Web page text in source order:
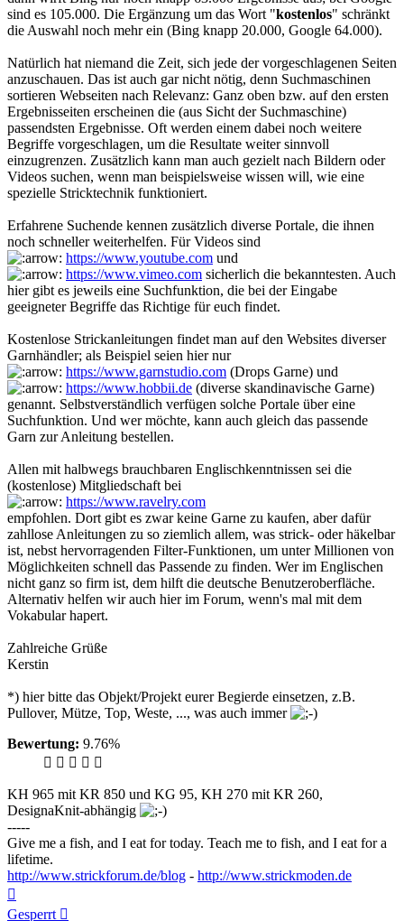
sind es 105.000. Die Ergänzung um das Wort "kostenlos" schränkt
die Auswahl noch mehr ein (Bing knapp 20.000, Google 64.000).
Natürlich hat niemand die Zeit, sich jede der vorgeschlagenen Seiten
anzuschauen. Das ist auch gar nicht nötig, denn Suchmaschinen
sortieren Webseiten nach Relevanz: Ganz oben bzw. auf den ersten
Ergebnisseiten erscheinen die (aus Sicht der Suchmaschine)
passendsten Ergebnisse. Oft werden einem dabei noch weitere
Begriffe vorgeschlagen, um die Resultate weiter sinnvoll
einzugrenzen. Zusätzlich kann man auch gezielt nach Bildern oder
Videos suchen, wenn man beispielsweise wissen will, wie eine
spezielle Stricktechnik funktioniert.
Erfahrene Suchende kennen zusätzlich diverse Portale, die ihnen
noch schneller weiterhelfen. Für Videos sind
https://www.youtube.com und
https://www.vimeo.com sicherlich die bekanntesten. Auch
hier gibt es jeweils eine Suchfunktion, die bei der Eingabe
geeigneter Begriffe das Richtige für euch findet.
Kostenlose Strickanleitungen findet man auf den Websites diverser
Garnhändler; als Beispiel seien hier nur
https://www.garnstudio.com (Drops Garne) und
https://www.hobbii.de (diverse skandinavische Garne)
genannt. Selbstverständlich verfügen solche Portale über eine
Suchfunktion. Und wer möchte, kann auch gleich das passende
Garn zur Anleitung bestellen.
Allen mit halbwegs brauchbaren Englischkenntnissen sei die
(kostenlose) Mitgliedschaft bei
https://www.ravelry.com
empfohlen. Dort gibt es zwar keine Garne zu kaufen, aber dafür
zahllose Anleitungen zu so ziemlich allem, was strick- oder häkelbar
ist, nebst hervorragenden Filter-Funktionen, um unter Millionen von
Möglichkeiten schnell das Passende zu finden. Wer im Englischen
nicht ganz so firm ist, dem hilft die deutsche Benutzeroberfläche.
Alternativ helfen wir auch hier im Forum, wenn's mal mit dem
Vokabular hapert.
Zahlreiche Grüße
Kerstin
*) hier bitte das Objekt/Projekt eurer Begierde einsetzen, z.B.
Pullover, Mütze, Top, Weste, ..., was auch immer
Bewertung: 9.76%
KH 965 mit KR 850 und KG 95, KH 270 mit KR 260,
DesignaKnit-abhängig
-----
Give me a fish, and I eat for today. Teach me to fish, and I eat for a
lifetime.
http://www.strickforum.de/blog - http://www.strickmoden.de
oben
Gesperrt